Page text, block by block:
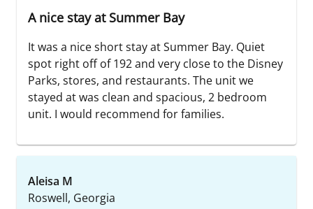
A nice stay at Summer Bay
It was a nice short stay at Summer Bay. Quiet
spot right off of 192 and very close to the Disney
Parks, stores, and restaurants. The unit we
stayed at was clean and spacious, 2 bedroom
unit. I would recommend for families.
Aleisa M
Roswell, Georgia